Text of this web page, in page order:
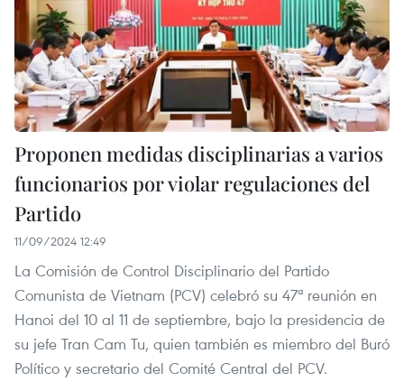
Proponen medidas disciplinarias a varios
funcionarios por violar regulaciones del
Partido
11/09/2024 12:49
La Comisión de Control Disciplinario del Partido
Comunista de Vietnam (PCV) celebró su 47ª reunión en
Hanoi del 10 al 11 de septiembre, bajo la presidencia de
su jefe Tran Cam Tu, quien también es miembro del Buró
Político y secretario del Comité Central del PCV.